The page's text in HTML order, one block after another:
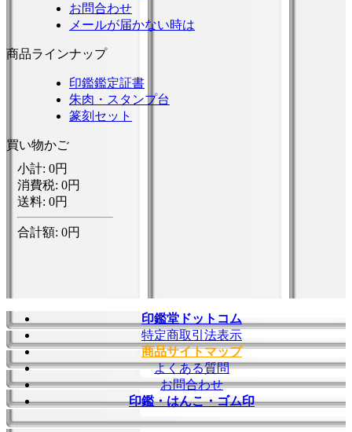
お問合わせ
メールが届かない時は
商品ラインナップ
印鑑鑑定証書
朱肉・スタンプ台
篆刻セット
買い物かご
印鑑堂ドットコム
特定商取引法表示
商品サイトマップ
よくある質問
お問合わせ
印鑑・はんこ・ゴム印